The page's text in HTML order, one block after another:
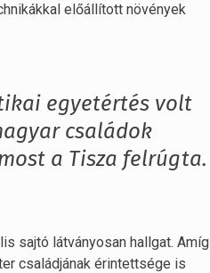
előállított növények
egyetértés volt
családok
a Tisza felrúgta.
sajtó látványosan hallgat. Amíg
családjának érintettsége is